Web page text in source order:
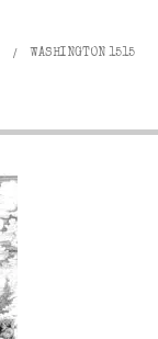
WASHINGTON 1515